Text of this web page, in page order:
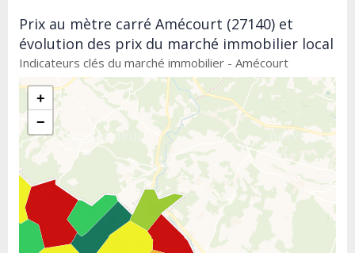
Prix au mètre carré Amécourt (27140) et
évolution des prix du marché immobilier local
Indicateurs clés du marché immobilier - Amécourt
+
−